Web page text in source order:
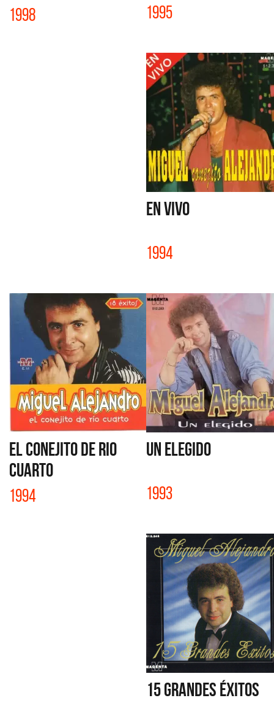
1998 1995
EN VIVO
1994
EL CONEJITO DE RIO
CUARTO
1994
UN ELEGIDO
1993
15 GRANDES ÉXITOS